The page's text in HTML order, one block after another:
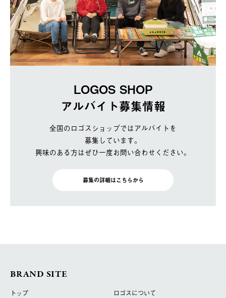
LOGOS SHOP
アルバイト募集情報
全国のロゴスショップではアルバイトを
募集しています。
興味のある方はぜひ一度お問い合わせください。
募集の詳細はこちらから
BRAND SITE
トップ
ロゴスについて